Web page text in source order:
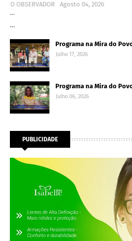
O OBSERVADOR
Agosto 04, 2026
…
…
Programa na Mira do
Julho 17, 2026
Programa na Mira do
Julho 06, 2026
PUBLICIDADE